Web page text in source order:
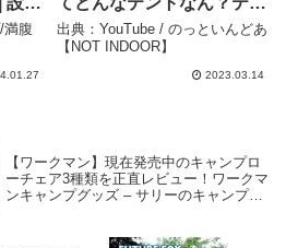
説
満腹
ト選びに迷ってる人はこれ
一択でしょ！【TOKYO
CRAFTS】 – のっといん
出典：YouTube / のっといんどあ
【NOT INDOOR】
2023.03.14
【ワークマン】現在発売中のキャンプロ
ーチェア3種類を正直レビュー！ワークマ
ンキャンプグッズ – サリーのキャンプチ